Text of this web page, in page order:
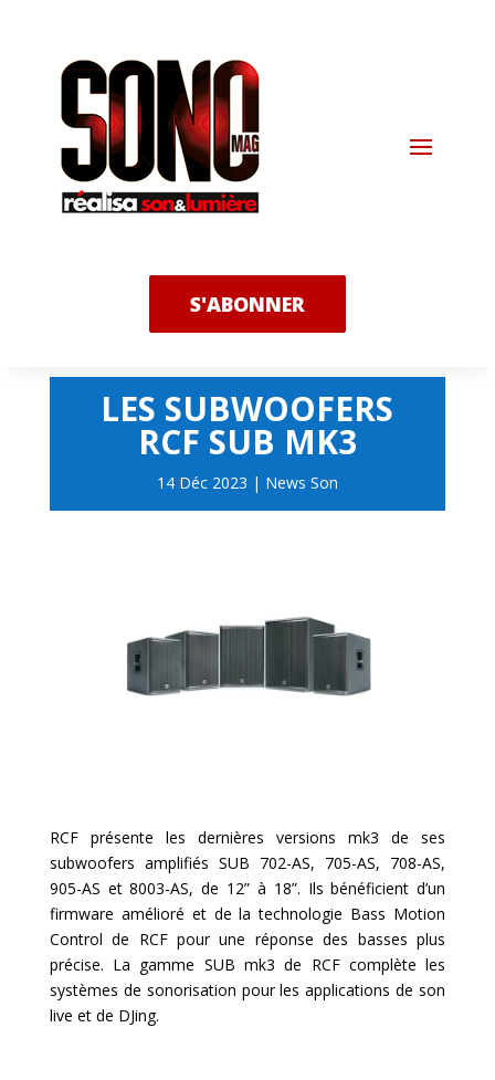
S'ABONNER
LES SUBWOOFERS
RCF SUB MK3
14 Déc 2023 | News Son
RCF présente les dernières versions mk3 de ses
subwoofers amplifiés SUB 702-AS, 705-AS, 708-AS,
905-AS et 8003-AS, de 12” à 18”. Ils bénéficient d’un
firmware amélioré et de la technologie Bass Motion
Control de RCF pour une réponse des basses plus
précise. La gamme SUB mk3 de RCF complète les
systèmes de sonorisation pour les applications de son
live et de DJing.